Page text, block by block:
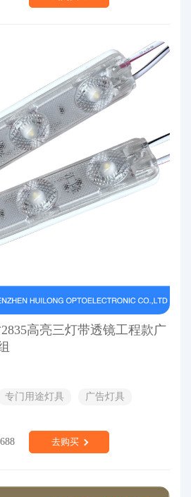
高亮三灯带透镜工程款广
专门用途灯具
广告灯具
去购买